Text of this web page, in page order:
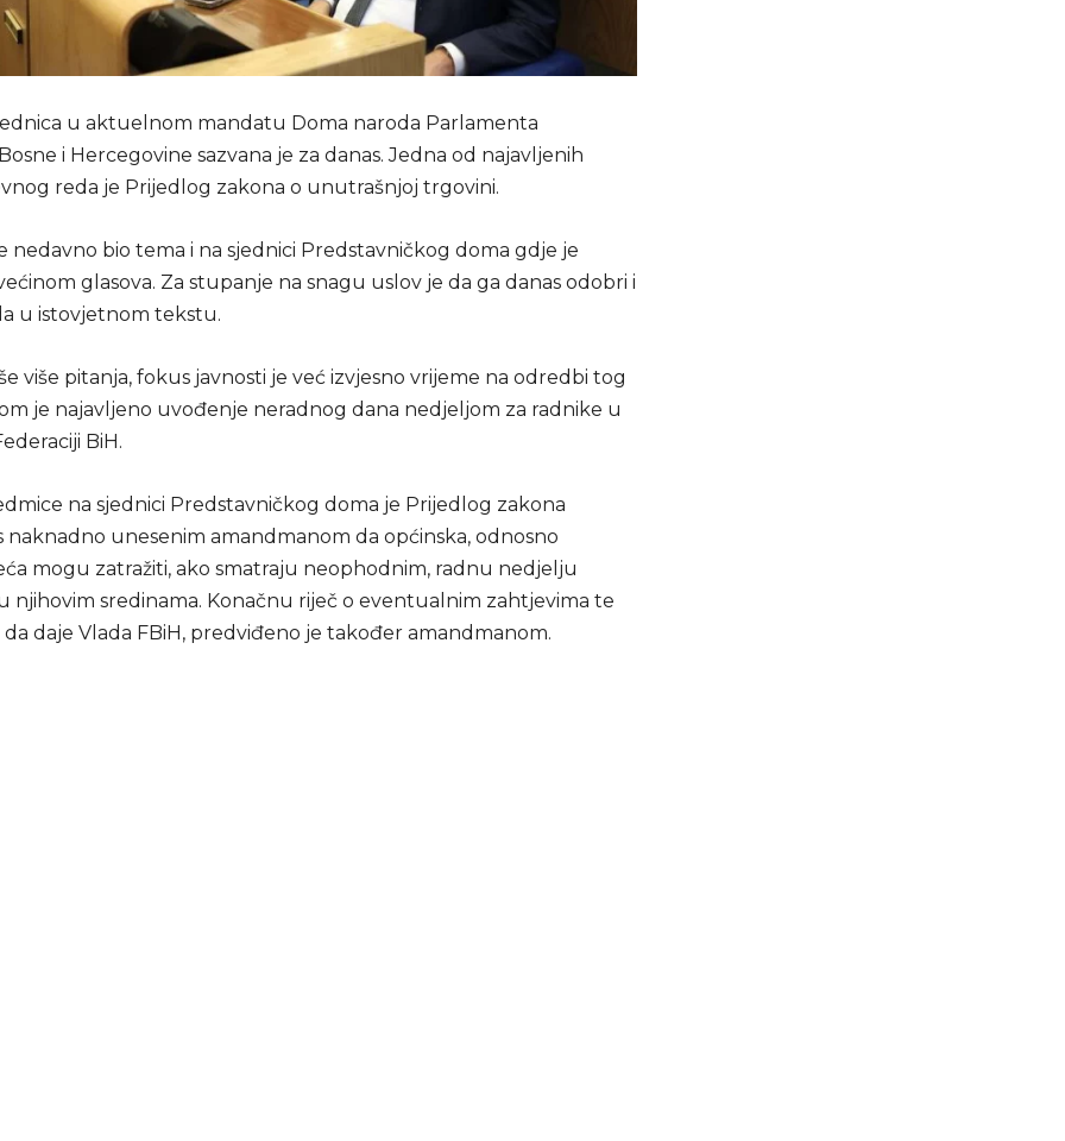
u aktuelnom mandatu Doma naroda Parlamenta
i Hercegovine sazvana je za danas. Jedna od najavljenih
reda je Prijedlog zakona o unutrašnjoj trgovini.
nedavno bio tema i na sjednici Predstavničkog doma gdje je
glasova. Za stupanje na snagu uslov je da ga danas odobri i
u istovjetnom tekstu.
više pitanja, fokus javnosti je već izvjesno vrijeme na odredbi tog
je najavljeno uvođenje neradnog dana nedjeljom za radnike u
BiH.
na sjednici Predstavničkog doma je Prijedlog zakona
naknadno unesenim amandmanom da općinska, odnosno
mogu zatražiti, ako smatraju neophodnim, radnu nedjelju
njihovim sredinama. Konačnu riječ o eventualnim zahtjevima te
daje Vlada FBiH, predviđeno je također amandmanom.